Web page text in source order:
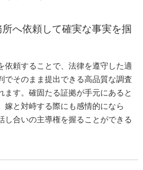
へ依頼して確実な事実を掴
依頼することで、法律を遵守した適
でそのまま提出できる高品質な調査
ます。確固たる証拠が手元にあると
嫁と対峙する際にも感情的になら
し合いの主導権を握ることができる